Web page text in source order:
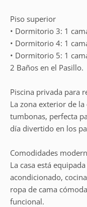
Piso superior
• Dormitorio 3: 1
• Dormitorio 4: 1
• Dormitorio 5: 1
2 Baños en el Pasillo.
Piscina privada para
La zona exterior de
tumbonas, perfecta
día divertido en los
Comodidades
La casa está
acondicionado,
ropa de cama
funcional.